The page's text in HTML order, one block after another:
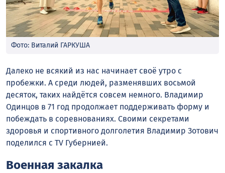
Фото: Виталий ГАРКУША
Далеко не всякий из нас начинает своё утро с
пробежки. А среди людей, разменявших восьмой
десяток, таких найдётся совсем немного. Владимир
Одинцов в 71 год продолжает поддерживать форму и
побеждать в соревнованиях. Своими секретами
здоровья и спортивного долголетия Владимир Зотович
поделился с TV Губернией.
Военная закалка